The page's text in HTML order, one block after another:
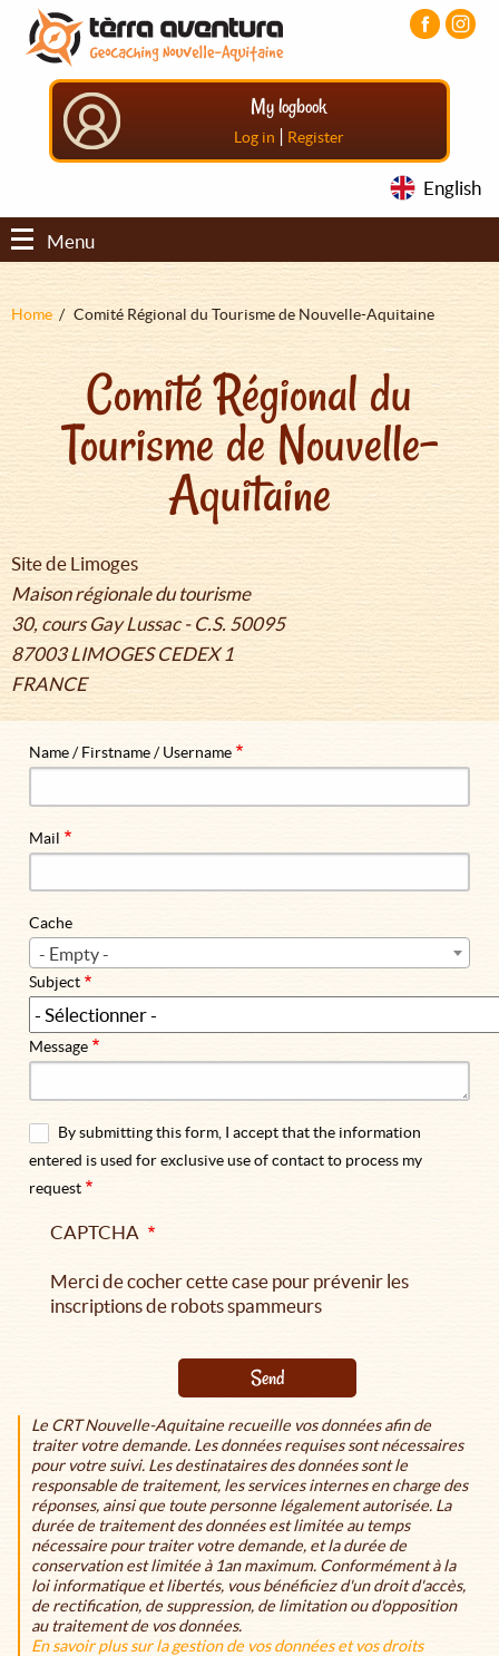
Aller
contenu
principal
Aller
menu
principal
Aller
pied
My logbook
Log in | Register
English
Menu
Fil
Home Comité Régional du Tourisme de Nouvelle-Aquitaine
Comité Régional du
Tourisme de Nouvelle-
Aquitaine
Site de Limoges
Maison régionale du tourisme
30, cours Gay Lussac - C.S. 50095
87003 LIMOGES CEDEX 1
FRANCE
Name / Firstname / Username
Mail
Cache
- Empty -
Subject
Message
By submitting this form, I accept that the information
entered is used for exclusive use of contact to process my
request
CAPTCHA
Merci de cocher cette case pour prévenir les
inscriptions de robots spammeurs
Send
Le CRT Nouvelle-Aquitaine recueille vos données afin de
traiter votre demande. Les données requises sont nécessaires
pour votre suivi. Les destinataires des données sont le
responsable de traitement, les services internes en charge des
réponses, ainsi que toute personne légalement autorisée. La
durée de traitement des données est limitée au temps
nécessaire pour traiter votre demande, et la durée de
conservation est limitée à 1an maximum. Conformément à la
loi informatique et libertés, vous bénéficiez d'un droit d'accès,
de rectification, de suppression, de limitation ou d'opposition
au traitement de vos données.
En savoir plus sur la gestion de vos données et vos droits